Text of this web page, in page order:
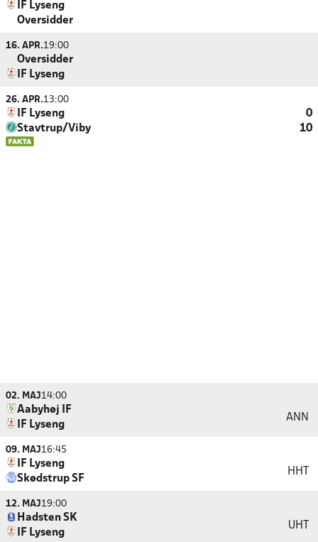
IF Lyseng
Oversidder
16. APR.19:00
Oversidder
IF Lyseng
26. APR.13:00
IF Lyseng
0
Stavtrup/Viby
10
02. MAJ14:00
Aabyhøj IF
IF Lyseng
ANN
09. MAJ16:45
IF Lyseng
Skødstrup SF
HHT
12. MAJ19:00
Hadsten SK
IF Lyseng
UHT